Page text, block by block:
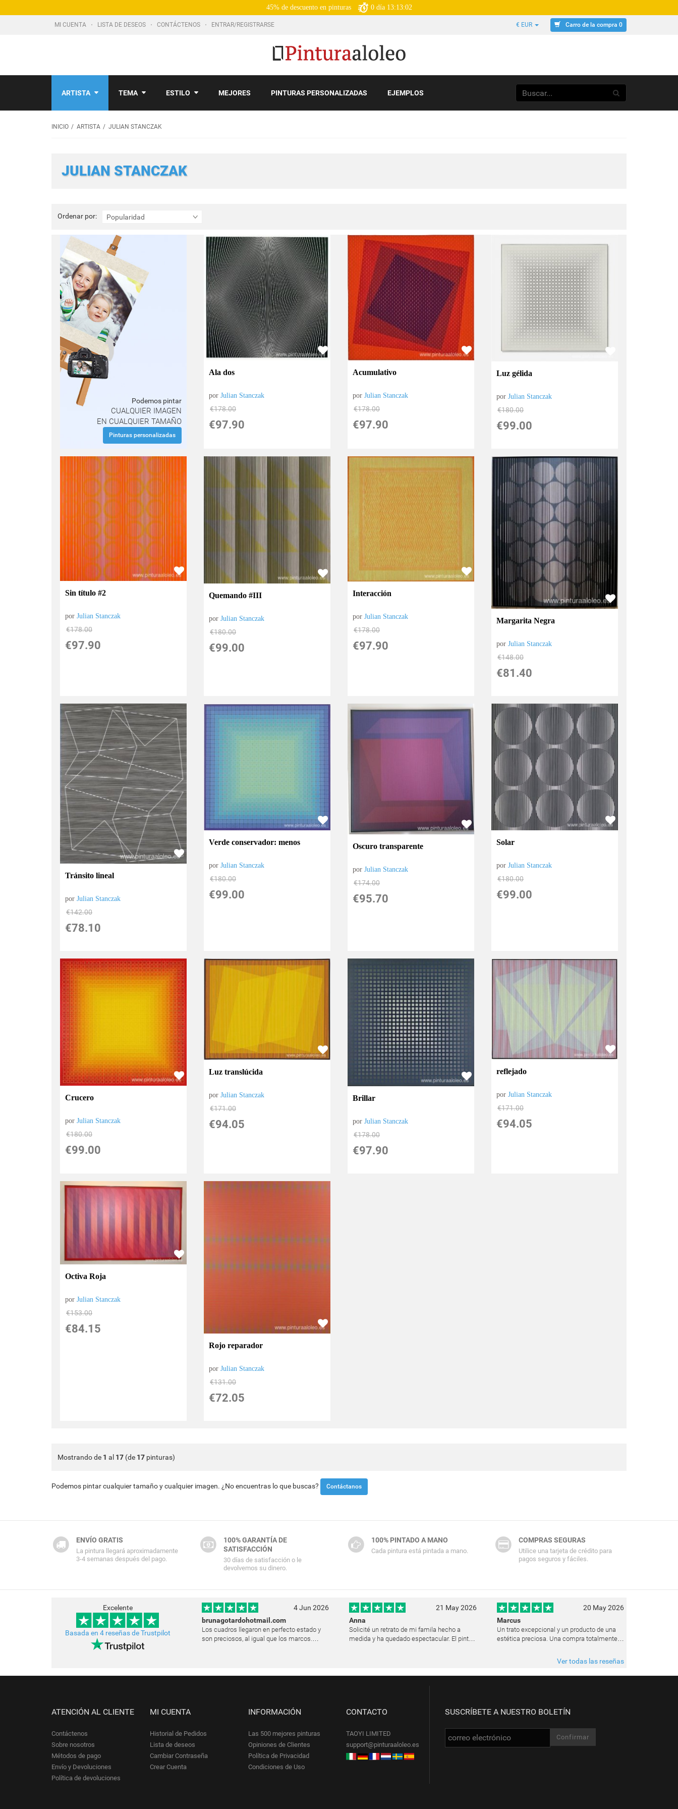
45% de descuento en pinturas 0 día 13:13:01
MI CUENTA LISTA DE DESEOS CONTÁCTENOS ENTRAR/REGISTRARSE € EUR Carro de la compra 0
ARTISTA TEMA ESTILO MEJORES PINTURAS PERSONALIZADAS EJEMPLOS
INICIO ARTISTA JULIAN STANCZAK
JULIAN STANCZAK
Ordenar por: Popularidad
Ordenar
por:
Podemos pintar
CUALQUIER IMAGEN
EN CUALQUIER TAMAÑO
Pinturas personalizadas
Ala dos
porJulian Stanczak
€178.00
€97.90
Acumulativo
porJulian Stanczak
€178.00
€97.90
Luz gélida
porJulian Stanczak
€180.00
€99.00
Sin título #2
porJulian Stanczak
€178.00
€97.90
Quemando #III
porJulian Stanczak
€180.00
€99.00
Interacción
porJulian Stanczak
€178.00
€97.90
Margarita Negra
porJulian Stanczak
€148.00
€81.40
Tránsito lineal
porJulian Stanczak
€142.00
€78.10
Verde conservador: menos
porJulian Stanczak
€180.00
€99.00
Oscuro transparente
porJulian Stanczak
€174.00
€95.70
Solar
porJulian Stanczak
€180.00
€99.00
Crucero
porJulian Stanczak
€180.00
€99.00
Luz translúcida
porJulian Stanczak
€171.00
€94.05
Brillar
porJulian Stanczak
€178.00
€97.90
reflejado
porJulian Stanczak
€171.00
€94.05
Octiva Roja
porJulian Stanczak
€153.00
€84.15
Rojo reparador
porJulian Stanczak
€131.00
€72.05
Mostrando de 1 al 17 (de 17 pinturas)
Podemos pintar cualquier tamaño y cualquier imagen. ¿No encuentras lo que buscas? Contáctanos
ENVÍO GRATIS
La pintura llegará aproximadamente
3-4 semanas después del pago.
100% GARANTÍA DE
SATISFACCIÓN
30 días de satisfacción o le
devolvemos su dinero.
100% PINTADO A MANO
Cada pintura está pintada a mano.
COMPRAS SEGURAS
Utilice una tarjeta de crédito para
pagos seguros y fáciles.
Excelente
Basada en 4 reseñas de Trustpilot
4 Jun 2026
brunagotardohotmail.com
Los cuadros llegaron en perfecto estado y
son preciosos, al igual que los marcos.
e
21 May 2026
Anna
Solicité un retrato de mi famila hecho a
medida y ha quedado espectacular. El pintor
20 May 2026
Marcus
Un trato excepcional y un producto de una
estética preciosa. Una compra totalmente
Ver todas las reseñas
ATENCIÓN AL CLIENTE
Contáctenos
Sobre nosotros
Métodos de pago
Envío y Devoluciones
Política de devoluciones
MI CUENTA
Historial de Pedidos
Lista de deseos
Cambiar Contraseña
Crear Cuenta
INFORMACIÓN
Las 500 mejores pinturas
Opiniones de Clientes
Política de Privacidad
Condiciones de Uso
CONTACTO
TAOYI LIMITED
support@pinturaaloleo.es
SUSCRÍBETE A NUESTRO BOLETÍN